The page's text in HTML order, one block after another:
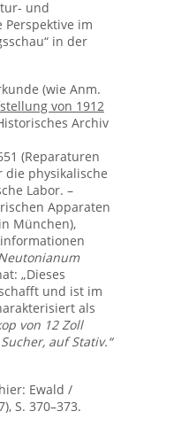
und
im
in der
(wie Anm.
von 1912
Archiv
(Reparaturen
physikalische
Labor. –
Apparaten
München),
„Dieses
und ist im
als
von 12 Zoll
auf Stativ.“
Ewald /
S. 370–373.